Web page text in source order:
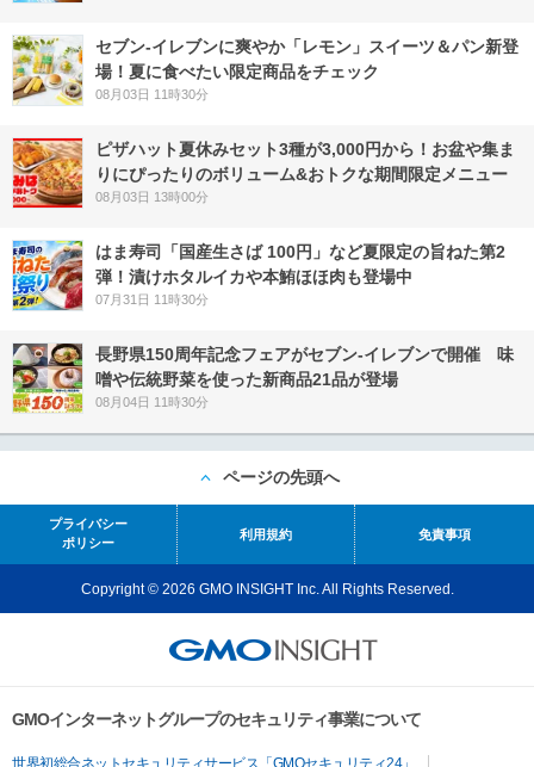
セブン‐イレブンに爽やか「レモン」スイーツ＆パン新登
場！夏に食べたい限定商品をチェック
08月03日 11時30分
ピザハット夏休みセット3種が3,000円から！お盆や集ま
りにぴったりのボリューム&おトクな期間限定メニュー
08月03日 13時00分
はま寿司「国産生さば 100円」など夏限定の旨ねた第2
弾！漬けホタルイカや本鮪ほほ肉も登場中
07月31日 11時30分
長野県150周年記念フェアがセブン-イレブンで開催 味
噌や伝統野菜を使った新商品21品が登場
08月04日 11時30分
ページの先頭へ
プライバシー
ポリシー
利用規約 免責事項
Copyright © 2026 GMO INSIGHT Inc. All Rights Reserved.
GMOインターネットグループのセキュリティ事業について
世界初総合ネットセキュリティサービス「GMOセキュリティ24」